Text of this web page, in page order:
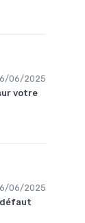
06/2025
votre
06/2025
défaut